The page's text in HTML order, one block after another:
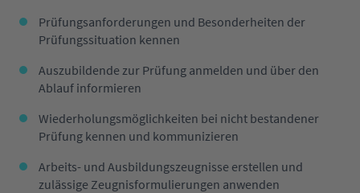
Prüfungsanforderungen und Besonderheiten der
Prüfungssituation kennen
Auszubildende zur Prüfung anmelden und über den
Ablauf informieren
Wiederholungsmöglichkeiten bei nicht bestandener
Prüfung kennen und kommunizieren
Arbeits- und Ausbildungszeugnisse erstellen und
zulässige Zeugnisformulierungen anwenden